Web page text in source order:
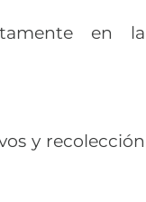
en la
y recolección